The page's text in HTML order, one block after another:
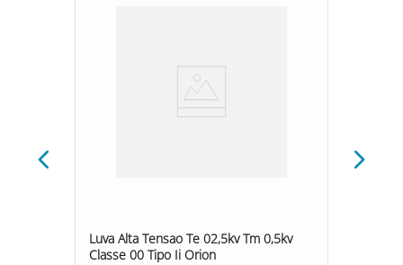
Luva Alta Tensao Te 02,5kv Tm 0,5kv
Classe 00 Tipo Ii Orion